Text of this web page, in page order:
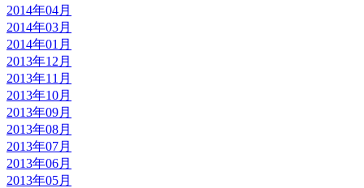
2014年04月
2014年03月
2014年01月
2013年12月
2013年11月
2013年10月
2013年09月
2013年08月
2013年07月
2013年06月
2013年05月